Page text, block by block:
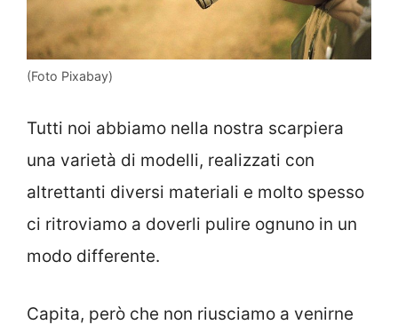
(Foto Pixabay)
Tutti noi abbiamo nella nostra scarpiera
una varietà di modelli, realizzati con
altrettanti diversi materiali e molto spesso
ci ritroviamo a doverli pulire ognuno in un
modo differente.
Capita, però che non riusciamo a venirne